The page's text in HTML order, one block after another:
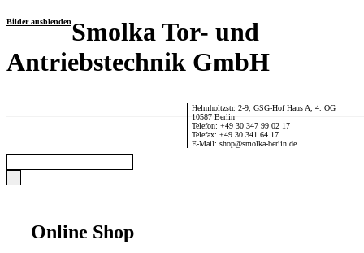
Bilder ausblendenSmolka Tor- und
Antriebstechnik GmbH
Helmholtzstr. 2-9, GSG-Hof Haus A, 4. OG
10587 Berlin
Telefon: +49 30 347 99 02 17
Telefax: +49 30 341 64 17
E-Mail: shop@smolka-berlin.de
Online Shop